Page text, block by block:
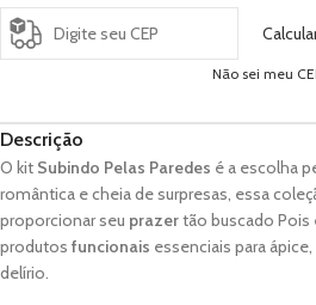
Não sei meu
Descrição
O kit Subindo Pelas Paredes é a escolha
romântica e cheia de surpresas, essa
proporcionar seu prazertão buscado
produtos funcionais essenciais para
delírio.